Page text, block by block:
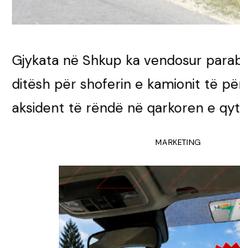
Gjykata në Shkup ka vendosur
ditësh për shoferin e kamionit të
aksident të rëndë në qarkoren e
MARKETING